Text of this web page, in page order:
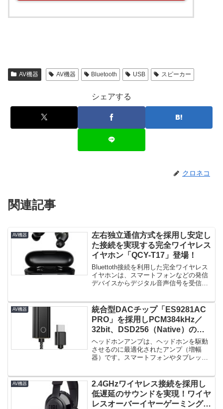
AV機器 AV機器 Bluetooth USB スピーカー
シェアする
クロネコ
関連記事
AV機器
左右独立通信方式を採用し安定し
た接続を実現する完全ワイヤレス
イヤホン「QCY-T17」登場！
Bluettoth接続を利用した完全ワイヤレス
イヤホンは、スマートフォンなどの発信
デバイスからデジタル音声信号を受信
AV機器
統合型DACチップ「ES9281AC
PRO」を採用しPCM384kHz／
32bit、DSD256（Native）の再
生に対応したヘッドホンアンプ
「FiiO KA1」登場！
ヘッドホンアンプは、ヘッドホンを駆動
させるのに最適化されたアンプ（増幅
器）です。スマートフォンやタブレッ
AV機器
2.4GHzワイヤレス接続を採用し
低遅延のサウンドを実現！ワイヤ
レスオーバーイヤーゲーミングヘ